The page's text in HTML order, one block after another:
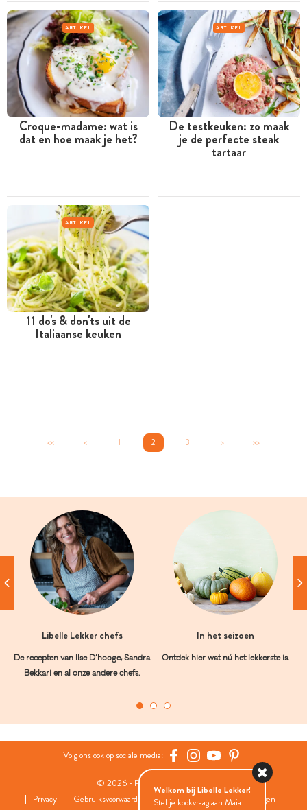
ARTIKEL
Croque-madame: wat is
dat en hoe maak je het?
ARTIKEL
De testkeuken: zo maak
je de perfecte steak
tartaar
ARTIKEL
11 do's & don'ts uit de
Italiaanse keuken
<< < 1 2 3 > >>
Libelle Lekker chefs
De recepten van Ilse D’hooge, Sandra
Bekkari en al onze andere chefs.
In het seizoen
Ontdek hier wat nú het lekkerste is.
Volg ons ook op sociale media:
© 2026 - Roularta Media Group
Privacy
Gebruiksvoorwaarden Cookies Cookies instellingen
Welkom bij Libelle Lekker!
Stel je kookvraag aan Maia...